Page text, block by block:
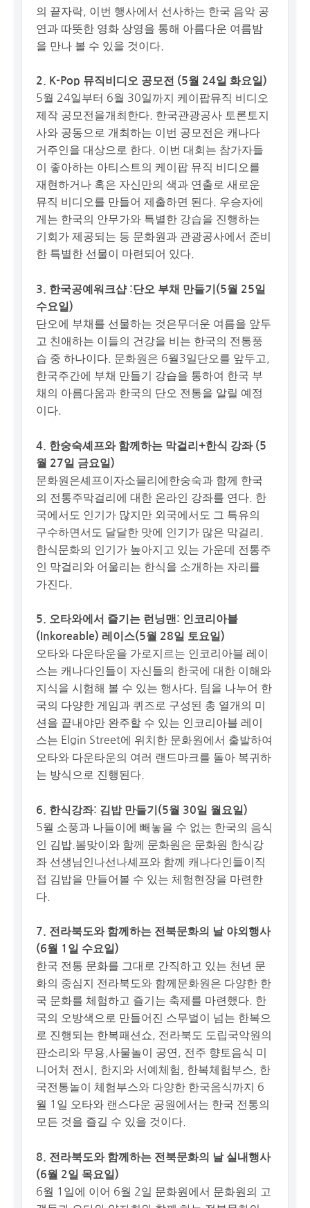
의 끝자락, 이번 행사에서 선사하는 한국 음악 공
연과 따뜻한 영화 상영을 통해 아름다운 여름밤
을 만나 볼 수 있을 것이다.
2. K-Pop 뮤직비디오 공모전 (5월 24일 화요일)
5월 24일부터 6월 30일까지 케이팝뮤직 비디오
제작 공모전을개최한다. 한국관광공사 토론토지
사와 공동으로 개최하는 이번 공모전은 캐나다
거주인을 대상으로 한다. 이번 대회는 참가자들
이 좋아하는 아티스트의 케이팝 뮤직 비디오를
재현하거나 혹은 자신만의 색과 연출로 새로운
뮤직 비디오를 만들어 제출하면 된다. 우승자에
게는 한국의 안무가와 특별한 강습을 진행하는
기회가 제공되는 등 문화원과 관광공사에서 준비
한 특별한 선물이 마련되어 있다.
3. 한국공예워크샵 :단오 부채 만들기(5월 25일
수요일)
단오에 부채를 선물하는 것은무더운 여름을 앞두
고 친애하는 이들의 건강을 비는 한국의 전통풍
습 중 하나이다. 문화원은 6월3일단오를 앞두고,
한국주간에 부채 만들기 강습을 통하여 한국 부
채의 아름다움과 한국의 단오 전통을 알릴 예정
이다.
4. 한숭숙셰프와 함께하는 막걸리+한식 강좌 (5
월 27일 금요일)
문화원은셰프이자소믈리에한숭숙과 함께 한국
의 전통주막걸리에 대한 온라인 강좌를 연다. 한
국에서도 인기가 많지만 외국에서도 그 특유의
구수하면서도 달달한 맛에 인기가 많은 막걸리.
한식문화의 인기가 높아지고 있는 가운데 전통주
인 막걸리와 어울리는 한식을 소개하는 자리를
가진다.
5. 오타와에서 즐기는 런닝맨: 인코리아블
(Inkoreable) 레이스(5월 28일 토요일)
오타와 다운타운을 가로지르는 인코리아블 레이
스는 캐나다인들이 자신들의 한국에 대한 이해와
지식을 시험해 볼 수 있는 행사다. 팀을 나누어 한
국의 다양한 게임과 퀴즈로 구성된 총 열개의 미
션을 끝내야만 완주할 수 있는 인코리아블 레이
스는 Elgin Street에 위치한 문화원에서 출발하여
오타와 다운타운의 여러 랜드마크를 돌아 복귀하
는 방식으로 진행된다.
6. 한식강좌: 김밥 만들기(5월 30일 월요일)
5월 소풍과 나들이에 빼놓을 수 없는 한국의 음식
인 김밥.봄맞이와 함께 문화원은 문화원 한식강
좌 선생님인나선나셰프와 함께 캐나다인들이직
접 김밥을 만들어볼 수 있는 체험현장을 마련한
다.
7. 전라북도와 함께하는 전북문화의 날 야외행사
(6월 1일 수요일)
한국 전통 문화를 그대로 간직하고 있는 천년 문
화의 중심지 전라북도와 함께문화원은 다양한 한
국 문화를 체험하고 즐기는 축제를 마련했다. 한
국의 오방색으로 만들어진 스무벌이 넘는 한복으
로 진행되는 한복패션쇼, 전라북도 도립국악원의
판소리와 무용,사물놀이 공연, 전주 향토음식 미
니어처 전시, 한지와 서예체험, 한복체험부스, 한
국전통놀이 체험부스와 다양한 한국음식까지 6
월 1일 오타와 랜스다운 공원에서는 한국 전통의
모든 것을 즐길 수 있을 것이다.
8. 전라북도와 함께하는 전북문화의 날 실내행사
(6월 2일 목요일)
6월 1일에 이어 6월 2일 문화원에서 문화원의 고